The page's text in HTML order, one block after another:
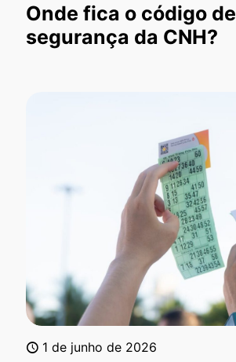
Onde fica o código de
segurança da CNH?
1 de junho de 2026